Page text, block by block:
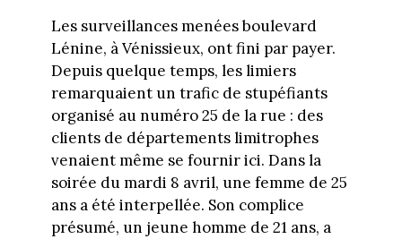
Les surveillances menées boulevard
Lénine, à Vénissieux, ont fini par payer.
Depuis quelque temps, les limiers
remarquaient un trafic de stupéfiants
organisé au numéro 25 de la rue : des
clients de départements limitrophes
venaient même se fournir ici. Dans la
soirée du mardi 8 avril, une femme de 25
ans a été interpellée. Son complice
présumé, un jeune homme de 21 ans, a